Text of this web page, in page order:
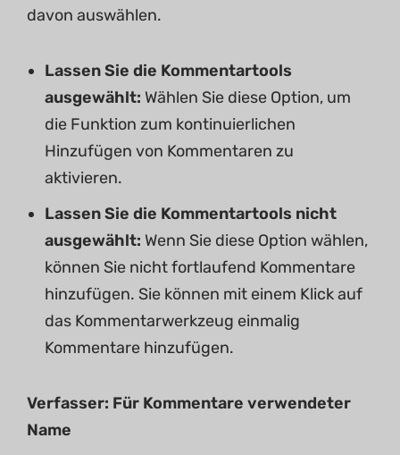
davon auswählen.
LassenSie die Kommentartools
ausgewählt: Wählen Sie diese Option, um
die Funktion zum kontinuierlichen
Hinzufügen von Kommentaren zu
aktivieren.
LassenSie die Kommentartools nicht
ausgewählt: Wenn Sie diese Option wählen,
können Sie nicht fortlaufend Kommentare
hinzufügen. Sie können mit einem Klick auf
das Kommentarwerkzeug einmalig
Kommentare hinzufügen.
Verfasser: Für Kommentare verwendeter
Name